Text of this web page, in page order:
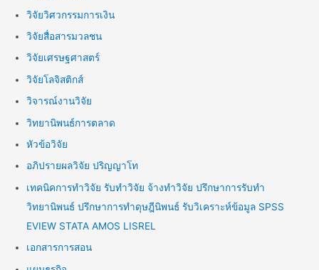
วิจัยวิศวกรรมการเงิน
วิจัยสื่อสารมวลชน
วิจัยเศรษฐศาสตร์
วิจัยโลจิสติกส์
วิจารณ์งานวิจัย
วิทยานิพนธ์การตลาด
หัวข้อวิจัย
อภิปรายผลวิจัย ปริญญาโท
เทคนิคการทำวิจัย รับทำวิจัย จ้างทำวิจัย ปรึกษาการรับทำ
วิทยานิพนธ์ ปรึกษาการทำดุษฎีนิพนธ์ รับวิเคราะห์ข้อมูล SPSS
EVIEW STATA AMOS LISREL
เอกสารการสอน